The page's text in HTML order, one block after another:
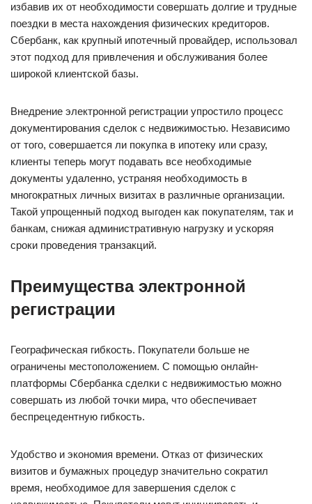
избавив их от необходимости совершать долгие и трудные
поездки в места нахождения физических кредиторов.
Сбербанк, как крупный ипотечный провайдер, использовал
этот подход для привлечения и обслуживания более
широкой клиентской базы.
Внедрение электронной регистрации упростило процесс
документирования сделок с недвижимостью. Независимо
от того, совершается ли покупка в ипотеку или сразу,
клиенты теперь могут подавать все необходимые
документы удаленно, устраняя необходимость в
многократных личных визитах в различные организации.
Такой упрощенный подход выгоден как покупателям, так и
банкам, снижая административную нагрузку и ускоряя
сроки проведения транзакций.
Преимущества электронной
регистрации
Географическая гибкость. Покупатели больше не
ограничены местоположением. С помощью онлайн-
платформы Сбербанка сделки с недвижимостью можно
совершать из любой точки мира, что обеспечивает
беспрецедентную гибкость.
Удобство и экономия времени. Отказ от физических
визитов и бумажных процедур значительно сократил
время, необходимое для завершения сделок с